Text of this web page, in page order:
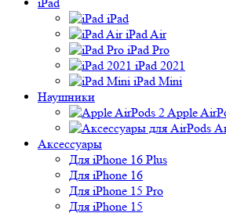
iPad
iPad Air
iPad Pro
iPad 2021
iPad Mini
Наушники
Apple
Аксессуары
Для iPhone 16 Plus
Для iPhone 16
Для iPhone 15 Pro
Для iPhone 15